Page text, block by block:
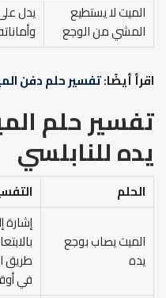
الميت لا يستطيع
المشي من الوجع
يدل
اقرأ أيضًا:تفسير حلم دفن
تفسير حلم
يدهللنابلسي
الحلم
الميت يصاب بوجع
يده
إشارة
طريق
في